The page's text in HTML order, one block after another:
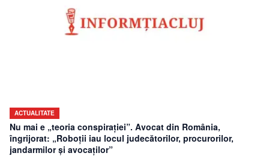
ACTUALITATE
Nu mai e „teoria conspirației”. Avocat din România,
îngrijorat: „Roboții iau locul judecătorilor, procurorilor,
jandarmilor și avocaților”